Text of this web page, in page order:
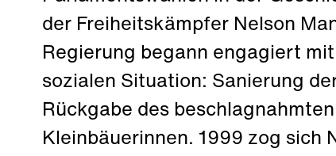
der Freiheitskämpfer Nelson
Regierung begann engagiert
sozialen Situation: Sanierung
Rückgabe des
Kleinbäuerinnen. 1999 zog sich